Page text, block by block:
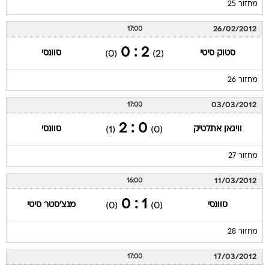
מחזור 25
26/02/2012
17:00
סטוק סיטי (2)
2 : 0
(0) סוונסי
מחזור 26
03/03/2012
17:00
וויגאן אתלטיק (0)
0 : 2
(1) סוונסי
מחזור 27
11/03/2012
16:00
סוונסי (0)
1 : 0
(0) מנצ'סטר סיטי
מחזור 28
17/03/2012
17:00